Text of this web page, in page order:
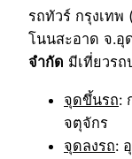
รถทัวร์ กรุงเท
โนนสะอาด จ.อุ
จำกัด มีเที่ยวรถ
จุดขึ้นรถ:
จตุจักร
จุดลงรถ: